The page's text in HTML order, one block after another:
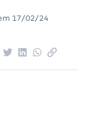
17/02/24